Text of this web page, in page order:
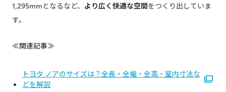
1,295mmとなるなど、 より広く快適な空間をつくり出していま
す。
≪関連記事≫
トヨタ ノアのサイズは？全長・全幅・全高・室内寸法な
どを解説